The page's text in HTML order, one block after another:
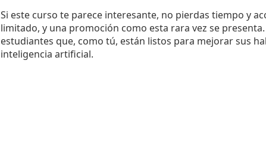
Si este curso te parece interesante, no pierdas tiempo y
limitado, y una promoción como esta rara vez se
estudiantes que, como tú, están listos para mejorar sus
inteligencia artificial.